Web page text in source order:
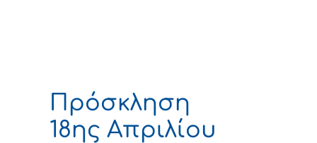
Πρόσκληση
18ης Απριλίου